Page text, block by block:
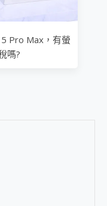
Pro Max，有螢
嗎?